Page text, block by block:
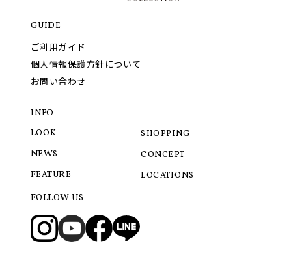
GUIDE
ご利用ガイド
個人情報保護方針について
お問い合わせ
INFO
LOOK
NEWS
FEATURE
SHOPPING
CONCEPT
LOCATIONS
FOLLOW US